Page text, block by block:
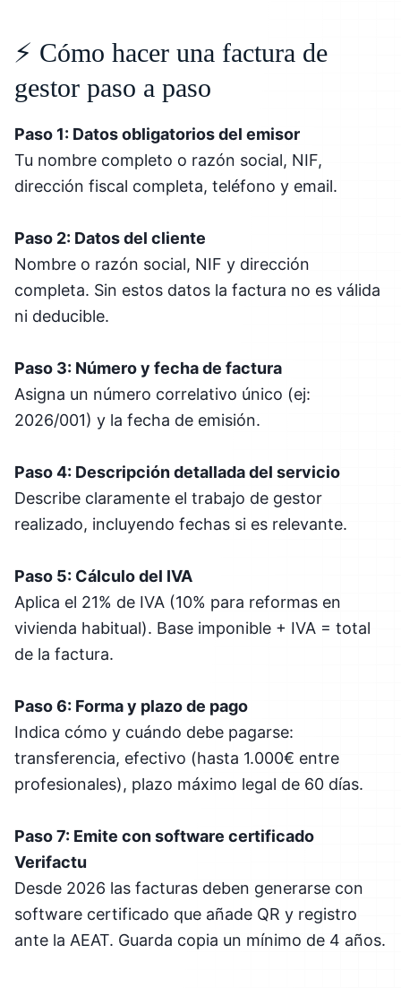
⚡ Cómo hacer una factura de
gestor paso a paso
Paso 1: Datos obligatorios del emisor
Tu nombre completo o razón social, NIF,
dirección fiscal completa, teléfono y email.
Paso 2: Datos del cliente
Nombre o razón social, NIF y dirección
completa. Sin estos datos la factura no es válida
ni deducible.
Paso 3: Número y fecha de factura
Asigna un número correlativo único (ej:
2026/001) y la fecha de emisión.
Paso 4: Descripción detallada del servicio
Describe claramente el trabajo de gestor
realizado, incluyendo fechas si es relevante.
Paso 5: Cálculo del IVA
Aplica el 21% de IVA (10% para reformas en
vivienda habitual). Base imponible + IVA = total
de la factura.
Paso 6: Forma y plazo de pago
Indica cómo y cuándo debe pagarse:
transferencia, efectivo (hasta 1.000€ entre
profesionales), plazo máximo legal de 60 días.
Paso 7: Emite con software certificado
Verifactu
Desde 2026 las facturas deben generarse con
software certificado que añade QR y registro
ante la AEAT. Guarda copia un mínimo de 4 años.